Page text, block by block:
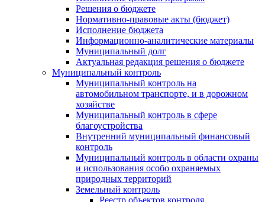
Решения о бюджете
Нормативно-правовые акты (бюджет)
Исполнение бюджета
Информационно-аналитические материалы
Муниципальный долг
Актуальная редакция решения о бюджете
Муниципальный контроль
Муниципальный контроль на
автомобильном транспорте, и в дорожном
хозяйстве
Муниципальный контроль в сфере
благоустройства
Внутренний муниципальный финансовый
контроль
Муниципальный контроль в области охраны
и использования особо охраняемых
природных территорий
Земельный контроль
Реестр объектов контроля